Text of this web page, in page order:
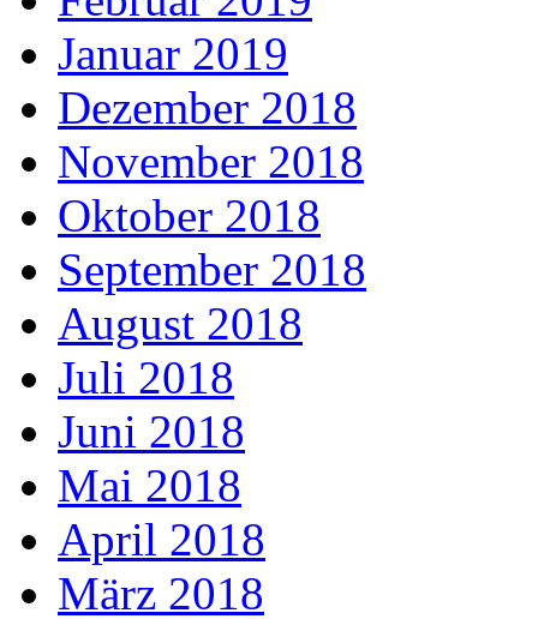
Januar 2019
Dezember 2018
November 2018
Oktober 2018
September 2018
August 2018
Juli 2018
Juni 2018
Mai 2018
April 2018
März 2018